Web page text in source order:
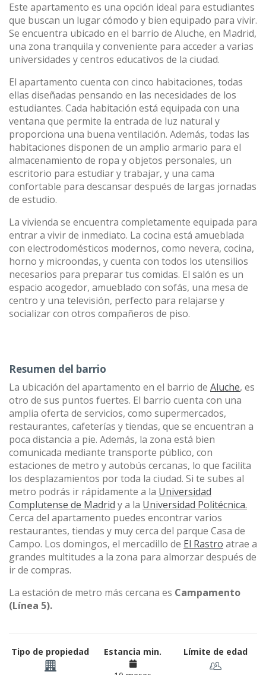
Este apartamento es una opción ideal para estudiantes
que buscan un lugar cómodo y bien equipado para vivir.
Se encuentra ubicado en el barrio de Aluche, en Madrid,
una zona tranquila y conveniente para acceder a varias
universidades y centros educativos de la ciudad.
El apartamento cuenta con cinco habitaciones, todas
ellas diseñadas pensando en las necesidades de los
estudiantes. Cada habitación está equipada con una
ventana que permite la entrada de luz natural y
proporciona una buena ventilación. Además, todas las
habitaciones disponen de un amplio armario para el
almacenamiento de ropa y objetos personales, un
escritorio para estudiar y trabajar, y una cama
confortable para descansar después de largas jornadas
de estudio.
La vivienda se encuentra completamente equipada para
entrar a vivir de inmediato. La cocina está amueblada
con electrodomésticos modernos, como nevera, cocina,
horno y microondas, y cuenta con todos los utensilios
necesarios para preparar tus comidas. El salón es un
espacio acogedor, amueblado con sofás, una mesa de
centro y una televisión, perfecto para relajarse y
socializar con otros compañeros de piso.
Resumen del barrio
La ubicación del apartamento en el barrio de Aluche, es
otro de sus puntos fuertes. El barrio cuenta con una
amplia oferta de servicios, como supermercados,
restaurantes, cafeterías y tiendas, que se encuentran a
poca distancia a pie. Además, la zona está bien
comunicada mediante transporte público, con
estaciones de metro y autobús cercanas, lo que facilita
los desplazamientos por toda la ciudad. Si te subes al
metro podrás ir rápidamente a la Universidad
Complutense de Madrid y a la Universidad Politécnica.
Cerca del apartamento puedes encontrar varios
restaurantes, tiendas y muy cerca del parque Casa de
Campo. Los domingos, el mercadillo de El Rastro atrae a
grandes multitudes a la zona para almorzar después de
ir de compras.
La estación de metro más cercana es Campamento
(Línea 5).
Tipo de propiedad Estancia min. Límite de edad